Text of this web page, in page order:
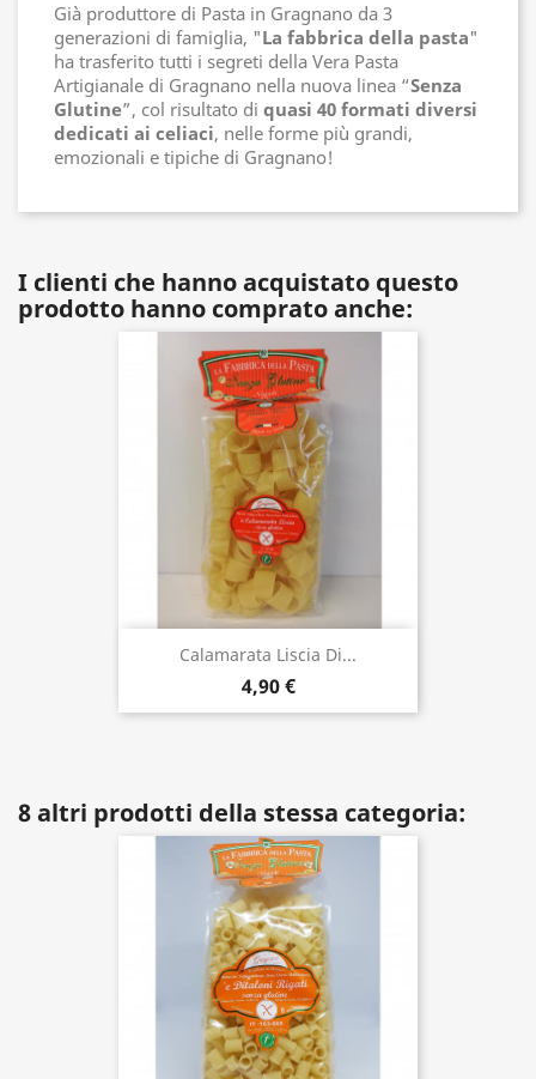
Già produttore di Pasta in Gragnano da 3
generazioni di famiglia, "La fabbrica della pasta"
ha trasferito tutti i segreti della Vera Pasta
Artigianale di Gragnano nella nuova linea “Senza
Glutine”, col risultato di quasi 40 formati diversi
dedicati ai celiaci, nelle forme più grandi,
emozionali e tipiche di Gragnano!
I clienti che hanno acquistato questo
prodotto hanno comprato anche:
Calamarata Liscia Di...
4,90 €
8 altri prodotti della stessa categoria: